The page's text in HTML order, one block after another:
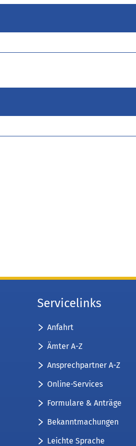
)
Servicelinks
Anfahrt
Ämter A-Z
Ansprechpartner A-Z
Online-Services
Formulare & Anträge
Bekanntmachungen
Leichte Sprache